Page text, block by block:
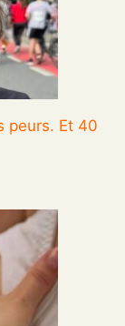
peurs. Et 40